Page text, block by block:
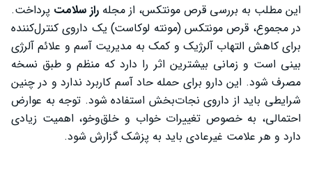
این مطلب به بررسی قرص مونتکس، از مجله راز سلامت پرداخت.
در مجموع، قرص مونتکس (مونته لوکاست) یک داروی کنترل‌کننده
برای کاهش التهاب آلرژیک و کمک به مدیریت آسم و علائم آلرژی
بینی است و زمانی بیشترین اثر را دارد که منظم و طبق نسخه
مصرف شود. این دارو برای حمله حاد آسم کاربرد ندارد و در چنین
شرایطی باید از داروی نجات‌بخش استفاده شود. توجه به عوارض
احتمالی، به خصوص تغییرات خواب و خلق‌وخو، اهمیت زیادی
دارد و هر علامت غیرعادی باید به پزشک گزارش شود.